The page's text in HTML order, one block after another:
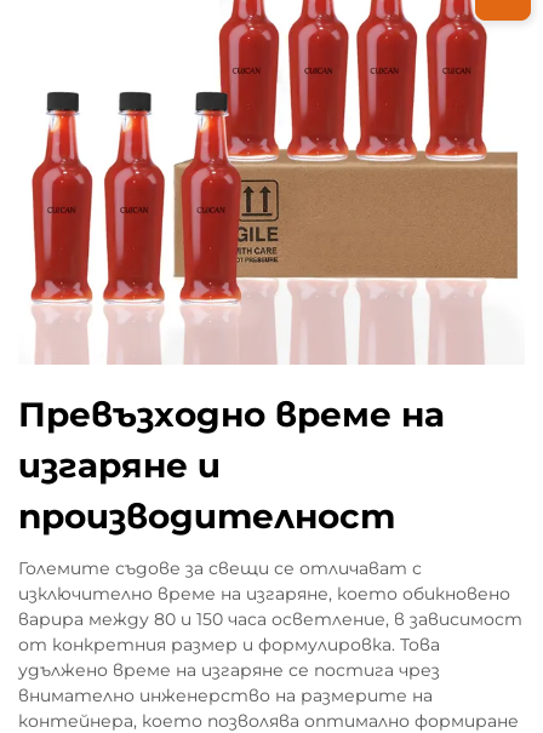
Превъзходно време на
изгаряне и
производителност
Големите съдове за свещи се отличават с
изключително време на изгаряне, което обикновено
варира между 80 и 150 часа осветление, в зависимост
от конкретния размер и формулировка. Това
удължено време на изгаряне се постига чрез
внимателно инженерство на размерите на
контейнера, което позволява оптимално формиране